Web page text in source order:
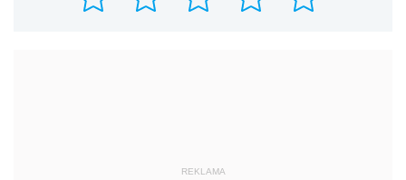
REKLAMA